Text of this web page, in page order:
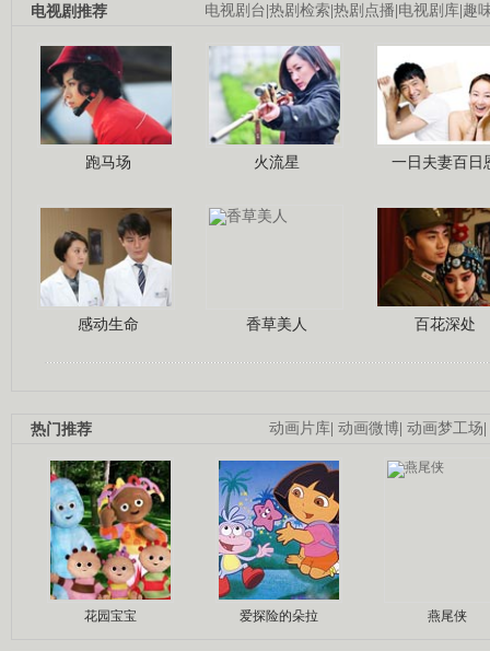
电视剧台|热剧检索|热剧点播|电视剧库|趣
电视剧推荐
跑马场 火流星 一日夫妻百日
感动生命 香草美人 百花深处
动画片库| 动画微博| 动画梦工场|
热门推荐
花园宝宝 爱探险的朵拉 燕尾侠